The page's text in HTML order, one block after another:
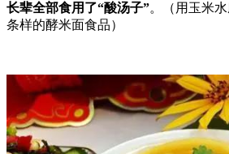
长辈全部食用了“酸汤子”。（用玉米
条样的酵米面食品）